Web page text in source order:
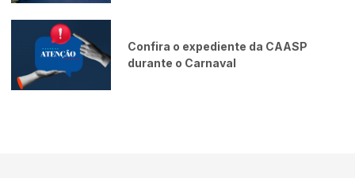
Confira o expediente da CAASP
durante o Carnaval